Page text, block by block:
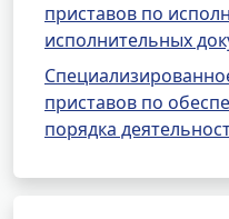
приставов по
исполнительных
приставов по
порядка